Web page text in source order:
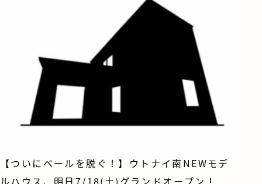
【ついにベールを脱ぐ！】ウトナイ南NEWモデ
ルハウス、明日7/18(土)グランドオープン！